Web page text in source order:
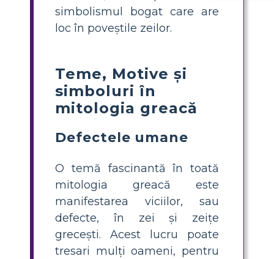
simbolismul bogat care are
loc în poveștile zeilor.
Teme, Motive și
simboluri în
mitologia greacă
Defectele umane
O temă fascinantă în toată
mitologia greacă este
manifestarea viciilor, sau
defecte, în zei și zeițe
grecești. Acest lucru poate
tresari mulți oameni, pentru